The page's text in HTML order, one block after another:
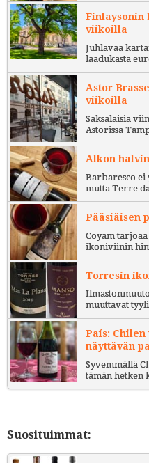
Finlaysonin
viikoilla
Juhlavaa
laadukasta
Astor
viikoilla
Saksalaisia
Astorissa
Alkon
Barbaresco ei
mutta Terre
Pääsiäisen
Coyam
ikoniviinin
Torresin
muuttavat
País:
näyttävän
Syvemmällä
tämän hetken
Suosituimmat: